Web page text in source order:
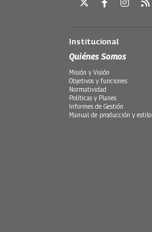
Institucional
Quiénes Somos
Misión y Visión
Objetivos y funciones
Normatividad
Políticas y Planes
Informes de Gestión
Manual de producción y estilo